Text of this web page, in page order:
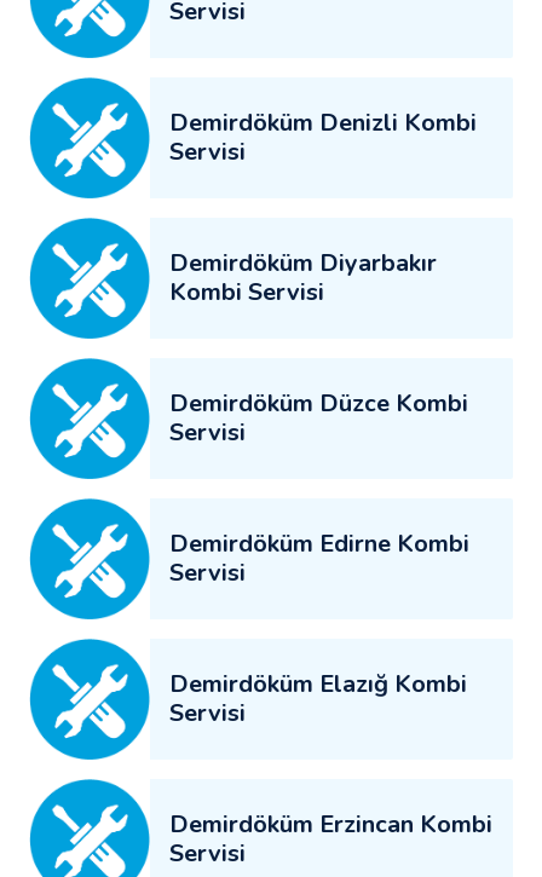
Servisi
Demirdöküm Denizli Kombi
Servisi
Demirdöküm Diyarbakır
Kombi Servisi
Demirdöküm Düzce Kombi
Servisi
Demirdöküm Edirne Kombi
Servisi
Demirdöküm Elazığ Kombi
Servisi
Demirdöküm Erzincan Kombi
Servisi